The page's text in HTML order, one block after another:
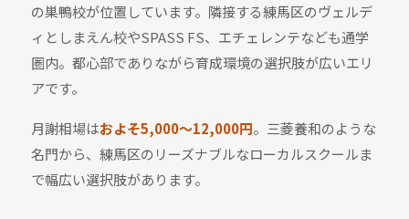
の巣鴨校が位置しています。隣接する練馬区のヴェルデ
ィとしまえん校やSPASS FS、エチェレンテなども通学
圏内。都心部でありながら育成環境の選択肢が広いエリ
アです。
月謝相場はおよそ5,000〜12,000円。三菱養和のような
名門から、練馬区のリーズナブルなローカルスクールま
で幅広い選択肢があります。